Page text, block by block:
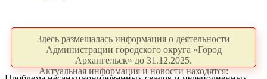
Здесь размещалась информация о деятельности
Администрации городского округа «Город
Архангельск» до 31.12.2025.
Актуальная информация и новости находятся: